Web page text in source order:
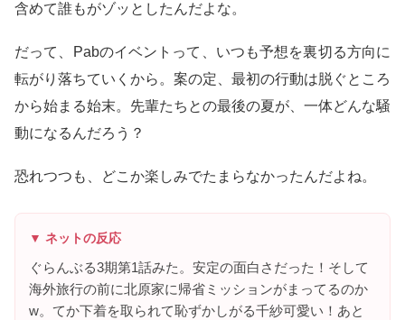
含めて誰もがゾッとしたんだよな。
だって、Pabのイベントって、いつも予想を裏切る方向に
転がり落ちていくから。案の定、最初の行動は脱ぐところ
から始まる始末。先輩たちとの最後の夏が、一体どんな騒
動になるんだろう？
恐れつつも、どこか楽しみでたまらなかったんだよね。
▼ ネットの反応
ぐらんぶる3期第1話みた。安定の面白さだった！そして
海外旅行の前に北原家に帰省ミッションがまってるのか
w。てか下着を取られて恥ずかしがる千紗可愛い！あと